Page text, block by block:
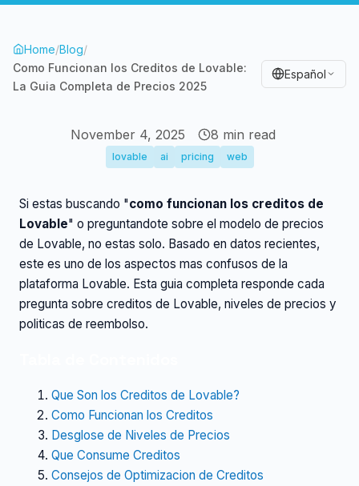
Home/Blog/
Como Funcionan los Creditos de Lovable:
La Guia Completa de Precios 2025
Español
November 4, 2025 8 min read
lovable ai pricing web
Si estas buscando "como funcionan los creditos de
Lovable" o preguntandote sobre el modelo de precios
de Lovable, no estas solo. Basado en datos recientes,
este es uno de los aspectos mas confusos de la
plataforma Lovable. Esta guia completa responde cada
pregunta sobre creditos de Lovable, niveles de precios y
politicas de reembolso.
Que Son los Creditos de Lovable?
Como Funcionan los Creditos
Desglose de Niveles de Precios
Que Consume Creditos
Consejos de Optimizacion de Creditos